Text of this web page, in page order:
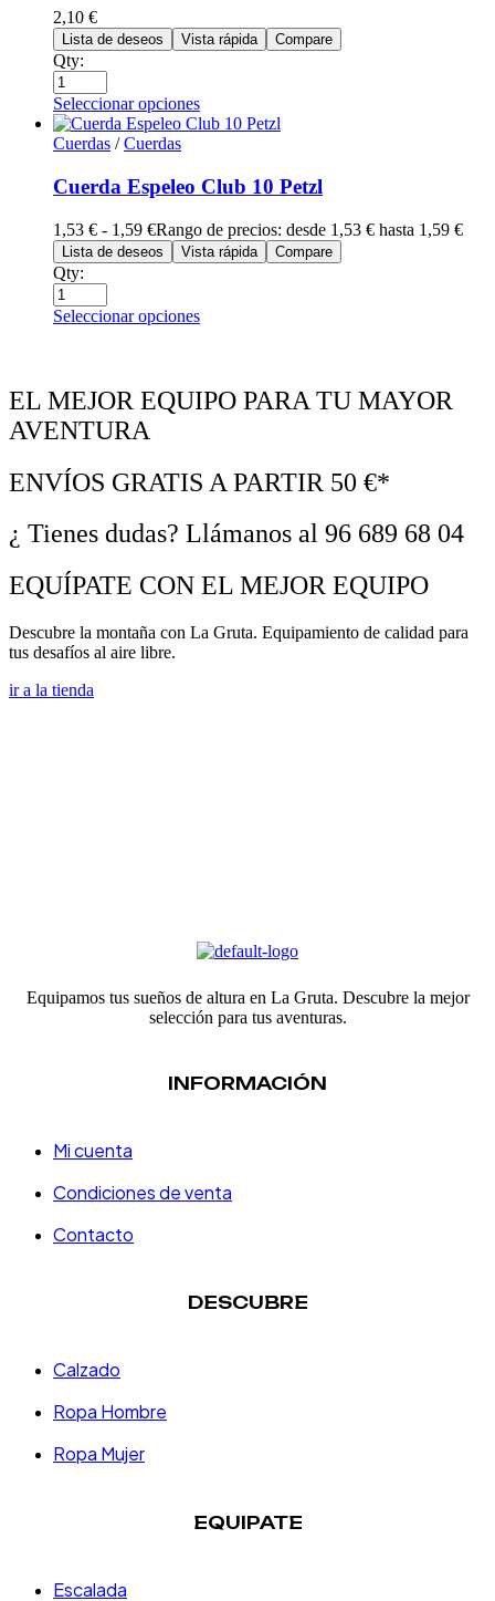
2,10 €
Lista de deseos Vista rápida Compare
Qty:
Seleccionar opciones
Cuerdas /Cuerdas
Cuerda Espeleo Club 10 Petzl
1,53 € - 1,59 €Rango de precios: desde 1,53 € hasta 1,59 €
Lista de deseos Vista rápida Compare
Qty:
Seleccionar opciones
EL MEJOR EQUIPO PARA TU MAYOR
AVENTURA
ENVÍOS GRATIS A PARTIR 50 €*
¿ Tienes dudas? Llámanos al 96 689 68 04
EQUÍPATE CON EL MEJOR EQUIPO
Descubre la montaña con La Gruta. Equipamiento de calidad para
tus desafíos al aire libre.
ir a la tienda
Equipamos tus sueños de altura en La Gruta. Descubre la mejor
selección para tus aventuras.
INFORMACIÓN
Mi cuenta
Condiciones de venta
Contacto
DESCUBRE
Calzado
Ropa Hombre
Ropa Mujer
EQUIPATE
Escalada